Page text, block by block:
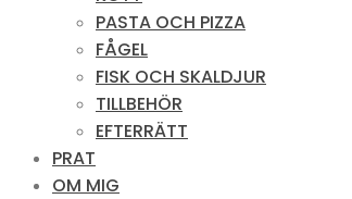
PASTA OCH PIZZA
FÅGEL
FISK OCH SKALDJUR
TILLBEHÖR
EFTERRÄTT
PRAT
OM MIG